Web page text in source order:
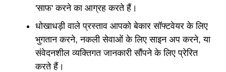
'साफ' करने का आग्रह करते हैं।
धोखाधड़ी वाले प्रस्ताव आपको बेकार सॉफ्टवेयर के लिए
भुगतान करने, नकली सेवाओं के लिए साइन अप करने, या
संवेदनशील व्यक्तिगत जानकारी सौंपने के लिए प्रेरित
करते हैं।